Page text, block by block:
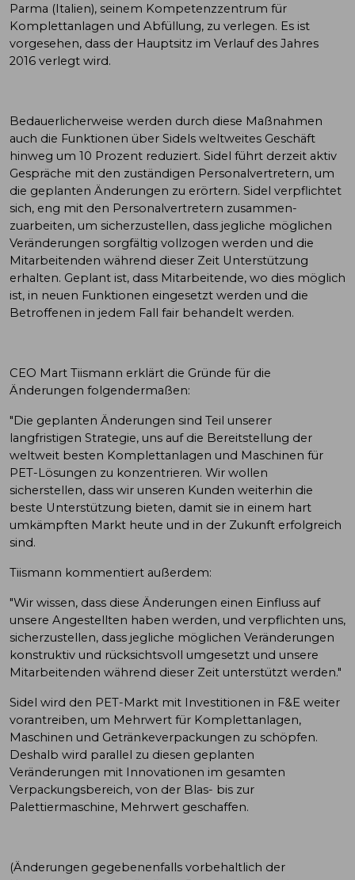
Parma (Italien), seinem Kompetenzzentrum für
Komplettanlagen und Abfüllung, zu verlegen. Es ist
vorgesehen, dass der Hauptsitz im Verlauf des Jahres
2016 verlegt wird.
Bedauerlicherweise werden durch diese Maßnahmen
auch die Funktionen über Sidels weltweites Geschäft
hinweg um 10 Prozent reduziert. Sidel führt derzeit aktiv
Gespräche mit den zuständigen Personalvertretern, um
die geplanten Änderungen zu erörtern. Sidel verpflichtet
sich, eng mit den Personalvertretern zusammen­
zuarbeiten, um sicherzustellen, dass jegliche möglichen
Veränderungen sorgfältig vollzogen werden und die
Mitarbeitenden während dieser Zeit Unterstützung
erhalten. Geplant ist, dass Mitarbeitende, wo dies möglich
ist, in neuen Funktionen eingesetzt werden und die
Betroffenen in jedem Fall fair behandelt werden.
CEO Mart Tiismann erklärt die Gründe für die
Änderungen folgendermaßen:
"Die geplanten Änderungen sind Teil unserer
langfristigen Strategie, uns auf die Bereitstellung der
weltweit besten Komplettanlagen und Maschinen für
PET-Lösungen zu konzentrieren. Wir wollen
sicherstellen, dass wir unseren Kunden weiterhin die
beste Unterstützung bieten, damit sie in einem hart
umkämpften Markt heute und in der Zukunft erfolgreich
sind.
Tiismann kommentiert außerdem:
"Wir wissen, dass diese Änderungen einen Einfluss auf
unsere Angestellten haben werden, und verpflichten uns,
sicherzustellen, dass jegliche möglichen Veränderungen
konstruktiv und rücksichtsvoll umgesetzt und unsere
Mitarbeitenden während dieser Zeit unterstützt werden."
Sidel wird den PET-Markt mit Investitionen in F&E weiter
vorantreiben, um Mehrwert für Komplettanlagen,
Maschinen und Getränkeverpackungen zu schöpfen.
Deshalb wird parallel zu diesen geplanten
Veränderungen mit Innovationen im gesamten
Verpackungsbereich, von der Blas- bis zur
Palettiermaschine, Mehrwert geschaffen.
(Änderungen gegebenenfalls vorbehaltlich der